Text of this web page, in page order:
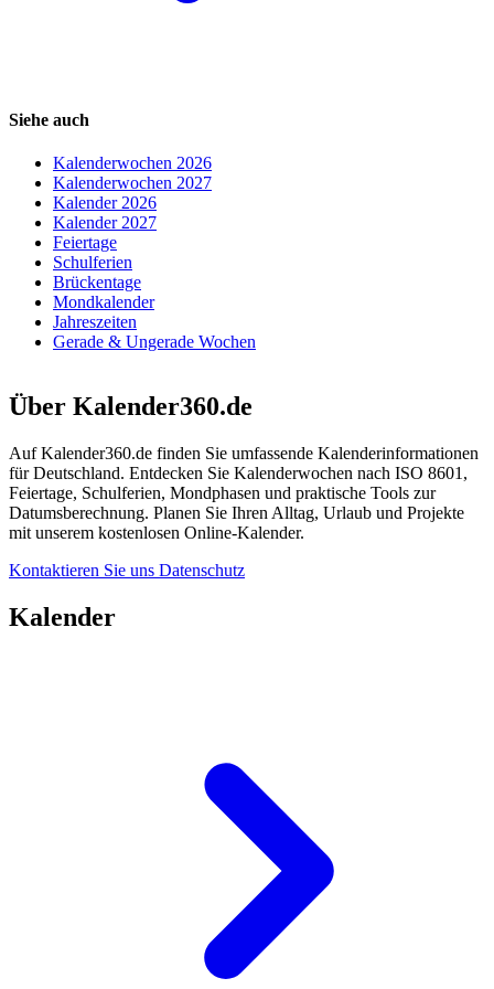
Siehe auch
Kalenderwochen 2026
Kalenderwochen 2027
Kalender 2026
Kalender 2027
Feiertage
Schulferien
Brückentage
Mondkalender
Jahreszeiten
Gerade & Ungerade Wochen
Über Kalender360.de
Auf Kalender360.de finden Sie umfassende Kalenderinformationen
für Deutschland. Entdecken Sie Kalenderwochen nach ISO 8601,
Feiertage, Schulferien, Mondphasen und praktische Tools zur
Datumsberechnung. Planen Sie Ihren Alltag, Urlaub und Projekte
mit unserem kostenlosen Online-Kalender.
Kontaktieren Sie uns Datenschutz
Kalender